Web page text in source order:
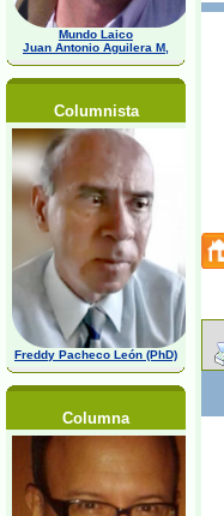
Mundo Laico
Juan Antonio Aguilera M,
Columnista
Freddy Pacheco León (PhD)
Columna